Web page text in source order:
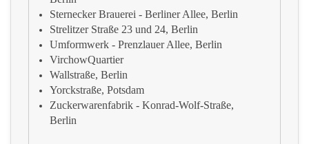
Sternecker Brauerei - Berliner Allee, Berlin
Strelitzer Straße 23 und 24, Berlin
Umformwerk - Prenzlauer Allee, Berlin
VirchowQuartier
Wallstraße, Berlin
Yorckstraße, Potsdam
Zuckerwarenfabrik - Konrad-Wolf-Straße,
Berlin